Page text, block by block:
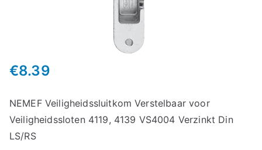
€8.39
NEMEF Veiligheidssluitkom Verstelbaar voor
Veiligheidssloten 4119, 4139 VS4004 Verzinkt Din
LS/RS